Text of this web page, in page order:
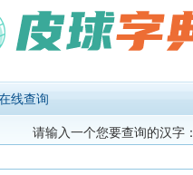
线查询
请输入一个您要查询的汉字：